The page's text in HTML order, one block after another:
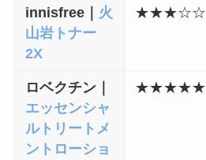
innisfree｜ 火
山岩トナー
2X
★★★☆☆
ロベクチン｜
エッセンシャ
ルトリートメ
ントローショ
★★★★★